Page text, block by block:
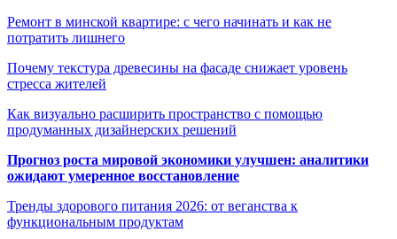
Ремонт в минской квартире: с чего начинать и как не
потратить лишнего
Почему текстура древесины на фасаде снижает уровень
стресса жителей
Как визуально расширить пространство с помощью
продуманных дизайнерских решений
Прогноз роста мировой экономики улучшен: аналитики
ожидают умеренное восстановление
Тренды здорового питания 2026: от веганства к
функциональным продуктам